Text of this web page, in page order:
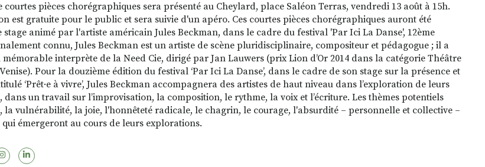
pièces chorégraphiques sera présenté au Cheylard, place Saléon Terras, vendredi 13 août à 15h.
est gratuite pour le public et sera suivie d'un apéro. Ces courtes pièces chorégraphiques auront été
animé par l'artiste américain Jules Beckman, dans le cadre du festival 'Par Ici La Danse', 12ème
connu, Jules Beckman est un artiste de scène pluridisciplinaire, compositeur et pédagogue ; il a
interprète de la Need Cie, dirigé par Jan Lauwers (prix Lion d’Or 2014 dans la catégorie Théâtre
Pour la douzième édition du festival ‘Par Ici La Danse’, dans le cadre de son stage sur la présence et
‘Prêt·e à vivre’, Jules Beckman accompagnera des artistes de haut niveau dans l’exploration de leurs
dans un travail sur l’improvisation, la composition, le rythme, la voix et l’écriture. Les thèmes potentiels
la vulnérabilité, la joie, l'honnêteté radicale, le chagrin, le courage, l'absurdité – personnelle et collective –
qui émergeront au cours de leurs explorations.